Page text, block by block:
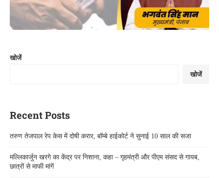
खोजें
खोजें
Recent Posts
तरुण तेजपाल रेप केस में दोषी करार, बॉम्बे हाईकोर्ट ने सुनाई 10 साल की सजा
मल्लिकार्जुन खरगे का केंद्र पर निशाना, कहा – गृहमंत्री और पीएम संसद से गायब,
छात्रों से माफी मांगें